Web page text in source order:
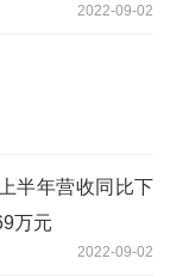
2022-09-02
半年营收同比下
万元
2022-09-02